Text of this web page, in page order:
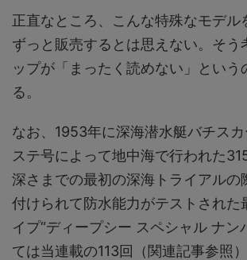
正直なところ、こんな特殊なモデル
ずっと販売するとは思えない。そう
ップが「まったく読めない」という
る。
なお、1953年に深海潜水艇バチス
ステ号によって地中海で行われた
深さまでの最初の深海トライアルの
付けられて防水能力がテストされた
イプ“ディープシー スペシャル ナン
ては当連載の113回（関連記事参照